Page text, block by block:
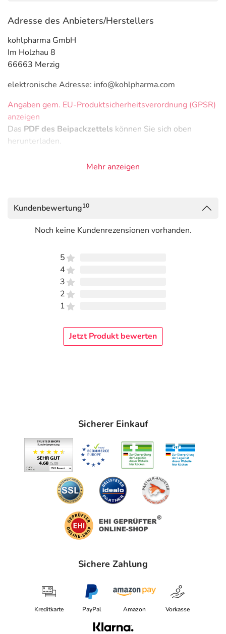
Adresse des Anbieters/Herstellers
kohlpharma GmbH
Im Holzhau 8
66663 Merzig
elektronische Adresse: info@kohlpharma.com
Angaben gem. EU-Produktsicherheitsverordnung (GPSR)
anzeigen
Das PDF des Beipackzettels können Sie sich oben
herunterladen.
Mehr anzeigen
Kundenbewertung10
Noch keine Kundenrezensionen vorhanden.
5
4
3
2
1
Jetzt Produkt bewerten
Sicherer Einkauf
Sichere Zahlung
Kreditkarte PayPal Amazon Vorkasse